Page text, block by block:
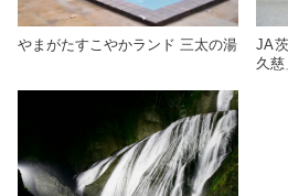
やまがたすこやかランド 三太の湯
JA
久慈